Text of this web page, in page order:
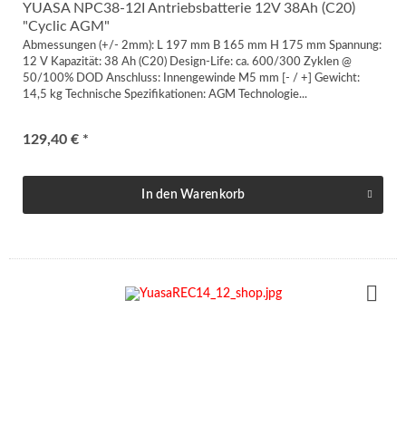
YUASA NPC38-12I Antriebsbatterie 12V 38Ah (C20)
"Cyclic AGM"
Abmessungen (+/- 2mm): L 197 mm B 165 mm H 175 mm Spannung:
12 V Kapazität: 38 Ah (C20) Design-Life: ca. 600/300 Zyklen @
50/100% DOD Anschluss: Innengewinde M5 mm [- / +] Gewicht:
14,5 kg Technische Spezifikationen: AGM Technologie...
129,40 € *
In den Warenkorb